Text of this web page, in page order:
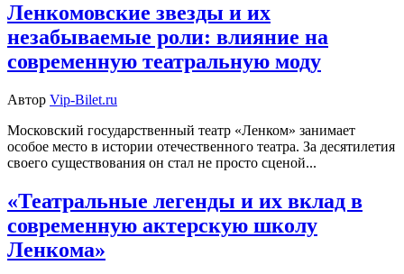
Ленкомовские звезды и их
незабываемые роли: влияние на
современную театральную моду
Автор Vip-Bilet.ru
Московский государственный театр «Ленком» занимает
особое место в истории отечественного театра. За десятилетия
своего существования он стал не просто сценой...
«Театральные легенды и их вклад в
современную актерскую школу
Ленкома»